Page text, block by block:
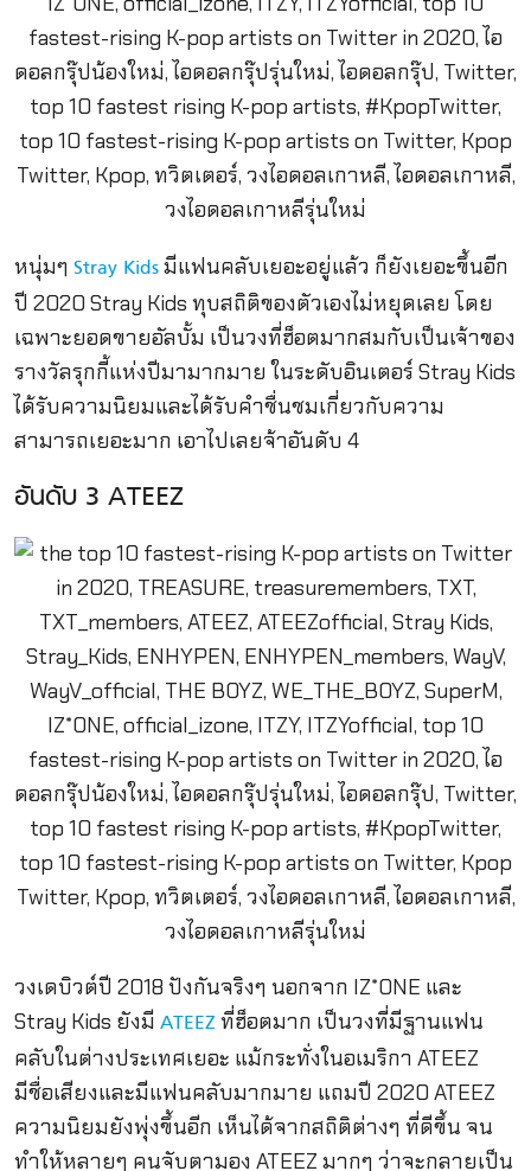
หนุ่มๆ Stray Kidsมีแฟนคลับเยอะอยู่แล้ว ก็ยังเยอะขึ้นอีก
ปี 2020 Stray Kids ทุบสถิติของตัวเองไม่หยุดเลย โดย
เฉพาะยอดขายอัลบั้ม เป็นวงที่ฮ็อตมากสมกับเป็นเจ้าของ
รางวัลรุกกี้แห่งปีมามากมาย ในระดับอินเตอร์ Stray Kids
ได้รับความนิยมและได้รับคำชื่นชมเกี่ยวกับความ
สามารถเยอะมาก เอาไปเลยจ้าอันดับ 4
อันดับ 3 ATEEZ
วงเดบิวต์ปี 2018 ปังกันจริงๆ นอกจาก IZ*ONE และ
Stray Kids ยังมี ATEEZ ที่ฮ็อตมาก เป็นวงที่มีฐานแฟน
คลับในต่างประเทศเยอะ แม้กระทั่งในอเมริกา ATEEZ
มีชื่อเสียงและมีแฟนคลับมากมาย แถมปี 2020 ATEEZ
ความนิยมยังพุ่งขึ้นอีก เห็นได้จากสถิติต่างๆ ที่ดีขึ้น จน
ทำให้หลายๆ คนจับตามอง ATEEZ มากๆ ว่าจะกลายเป็น